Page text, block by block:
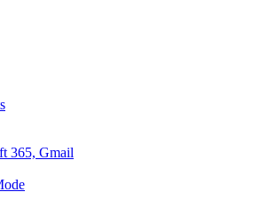
365, Gmail